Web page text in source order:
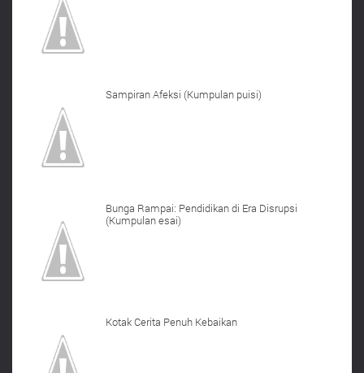
Sampiran Afeksi (Kumpulan puisi)
Bunga Rampai: Pendidikan di Era Disrupsi
(Kumpulan esai)
Kotak Cerita Penuh Kebaikan